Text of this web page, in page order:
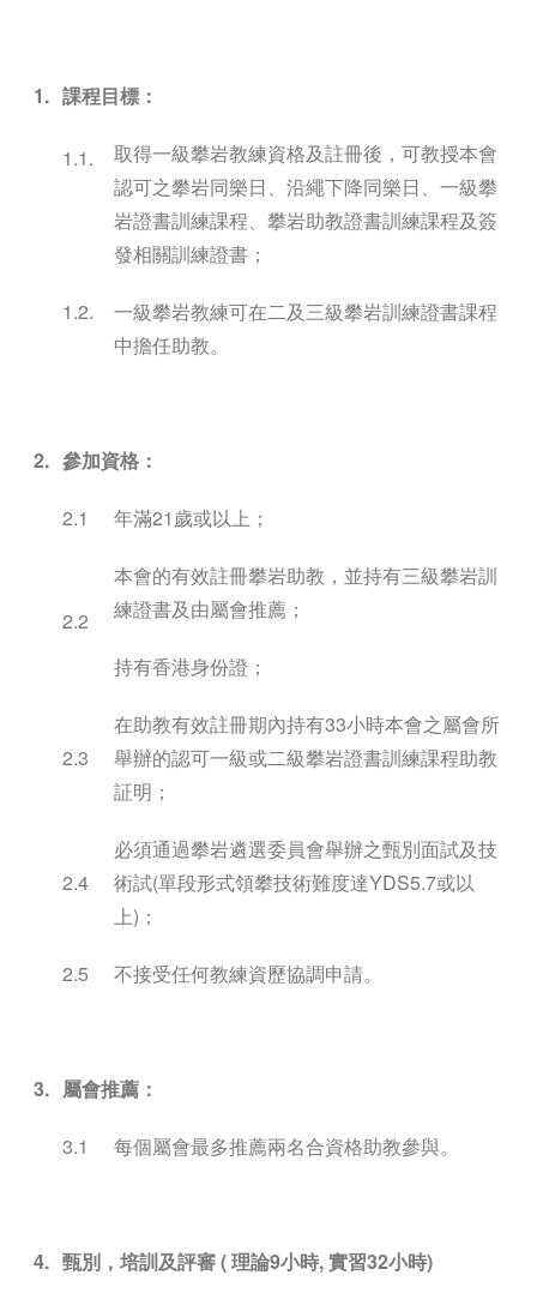
1. 課程目標：
1.1.
取得一級攀岩教練資格及註冊後，可教授本會
認可之攀岩同樂日、沿繩下降同樂日、一級攀
岩證書訓練課程、攀岩助教證書訓練課程及簽
發相關訓練證書；
1.2.
一級攀岩教練可在二及三級攀岩訓練證書課程
中擔任助教。
2. 參加資格：
2.1 年滿21歲或以上；
2.2
本會的有效註冊攀岩助教，並持有三級攀岩訓
練證書及由屬會推薦；
持有香港身份證；
2.3
在助教有效註冊期內持有33小時本會之屬會所
舉辦的認可一級或二級攀岩證書訓練課程助教
証明；
2.4
必須通過攀岩遴選委員會舉辦之甄別面試及技
術試(單段形式領攀技術難度達YDS5.7或以
上)；
2.5 不接受任何教練資歷協調申請。
3. 屬會推薦：
3.1 每個屬會最多推薦兩名合資格助教參與。
4. 甄別，培訓及評審(理論9小時,實習32小時)